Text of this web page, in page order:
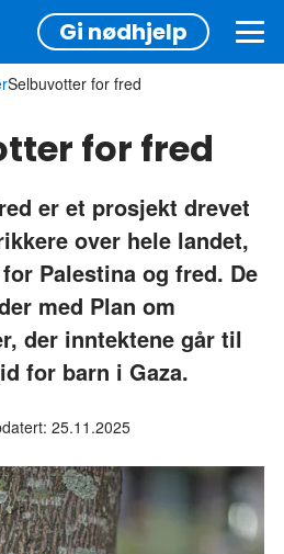
Gi nødhjelp
Selbuvotter for fred
for fred
er et prosjekt drevet
over hele landet,
Palestina og fred. De
med Plan om
der inntektene går til
for barn i Gaza.
25.11.2025